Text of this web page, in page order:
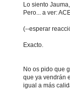
Lo siento
Pero... a ver:
(--esperar
Exacto.
No os pido que
que ya vendrán
igual a más